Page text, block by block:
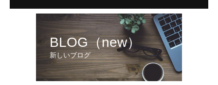
BLOG（new）
新しいブログ